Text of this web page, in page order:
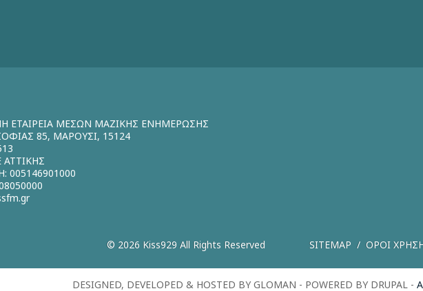
ΕΤΑΙΡΕΙΑ ΜΕΣΩΝ ΜΑΖΙΚΗΣ ΕΝΗΜΕΡΩΣΗΣ
85, ΜΑΡΟΥΣΙ, 15124
005146901000
© 2026 Kiss929 All Rights Reserved SITEMAP ΟΡΟΙ
DESIGNED, DEVELOPED & HOSTED BY GLOMAN - POWERED BY DRUPAL -